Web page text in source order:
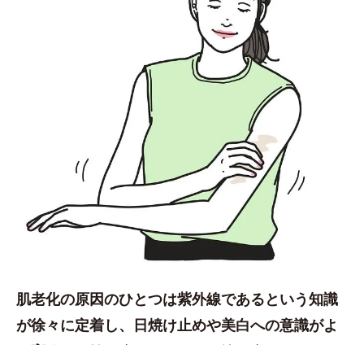
肌老化の原因のひとつは紫外線であるという知識
が徐々に定着し、日焼け止めや美白への意識がよ